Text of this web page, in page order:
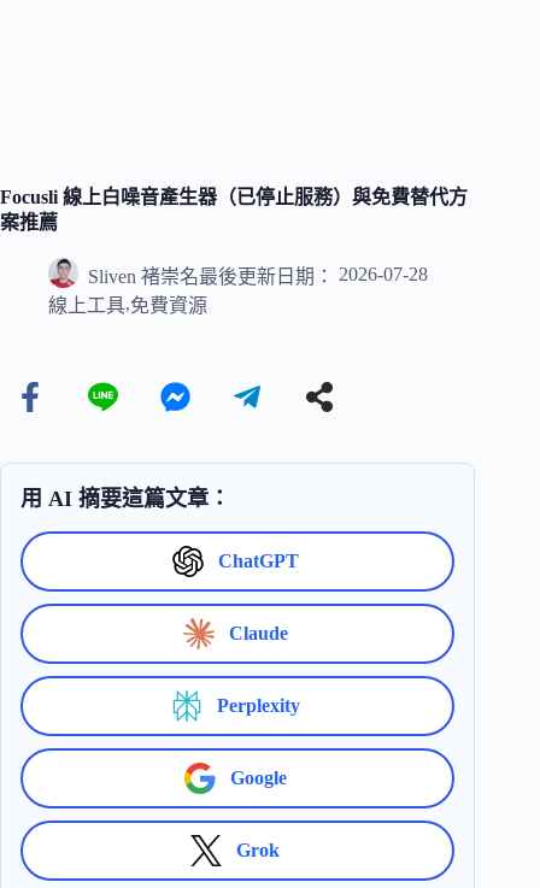
Focusli 線上白噪音產生器（已停止服務）與免費替代方
案推薦
Sliven 褚崇名最後更新日期：
2026-07-28
線上工具,免費資源
用 AI 摘要這篇文章：
ChatGPT
Claude
Perplexity
Google
Grok